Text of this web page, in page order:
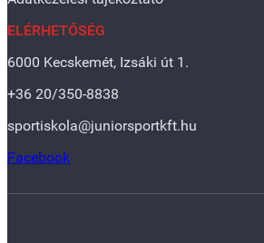
ELÉRHETŐSÉG
6000 Kecskemét, Izsáki út 1.
+36 20/350-8838
sportiskola@juniorsportkft.hu
Facebook